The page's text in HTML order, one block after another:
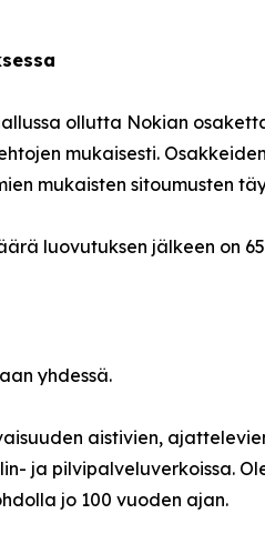
ollutta Nokian
mukaisesti.
mukaisten sitoumusten
luovutuksen jälkeen on
yhdessä.
aistivien,
ja pilvipalveluverkoissa.
jo 100 vuoden ajan.